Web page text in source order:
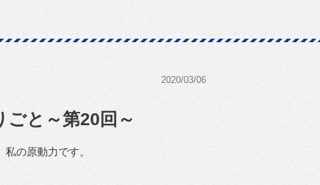
2020/03/06
ごと～第20回～
の原動力です。